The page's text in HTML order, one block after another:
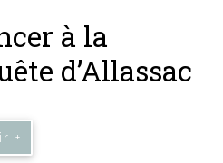
à la
d’Allassac
+